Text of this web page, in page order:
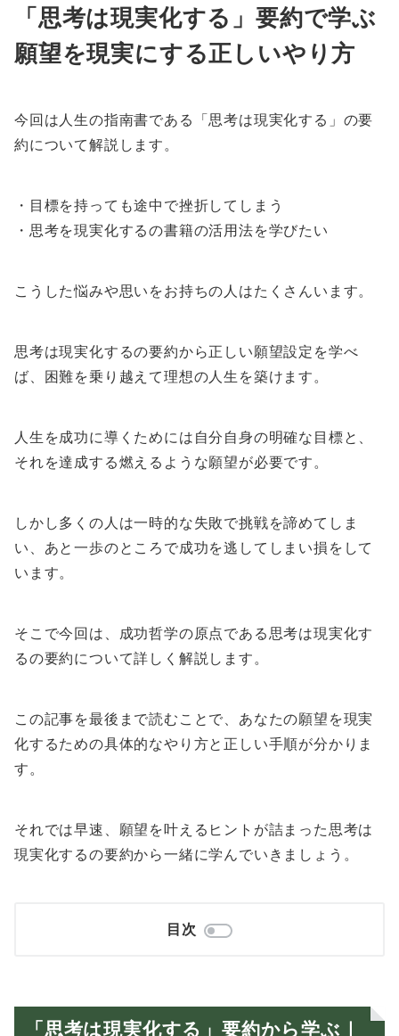
「思考は現実化する」要約で学ぶ
願望を現実にする正しいやり方
今回は人生の指南書である「思考は現実化する」の要
約について解説します。
・目標を持っても途中で挫折してしまう
・思考を現実化するの書籍の活用法を学びたい
こうした悩みや思いをお持ちの人はたくさんいます。
思考は現実化するの要約から正しい願望設定を学べ
ば、困難を乗り越えて理想の人生を築けます。
人生を成功に導くためには自分自身の明確な目標と、
それを達成する燃えるような願望が必要です。
しかし多くの人は一時的な失敗で挑戦を諦めてしま
い、あと一歩のところで成功を逃してしまい損をして
います。
そこで今回は、成功哲学の原点である思考は現実化す
るの要約について詳しく解説します。
この記事を最後まで読むことで、あなたの願望を現実
化するための具体的なやり方と正しい手順が分かりま
す。
それでは早速、願望を叶えるヒントが詰まった思考は
現実化するの要約から一緒に学んでいきましょう。
目次
「思考は現実化する」要約から学ぶ｜